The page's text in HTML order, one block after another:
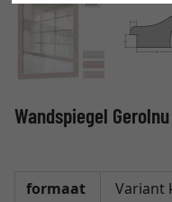
Wandspiegel Gerolnu
formaat